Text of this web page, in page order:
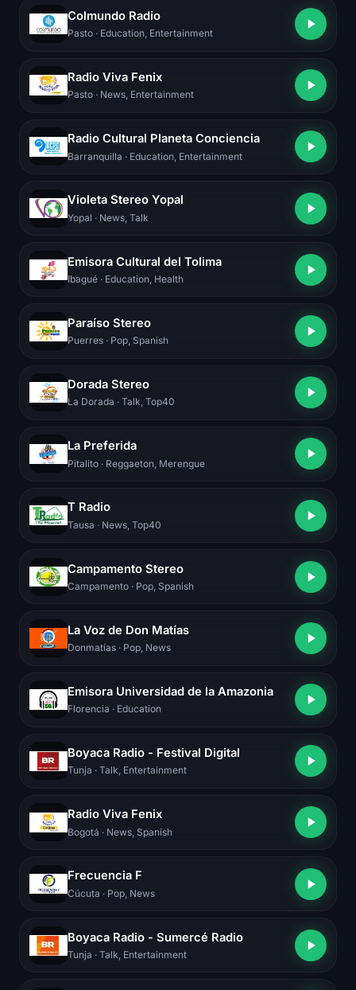
Colmundo Radio
Pasto · Education, Entertainment
Radio Viva Fenix
Pasto · News, Entertainment
Radio Cultural Planeta Conciencia
Barranquilla · Education, Entertainment
Violeta Stereo Yopal
Yopal · News, Talk
Emisora Cultural del Tolima
Ibagué · Education, Health
Paraíso Stereo
Puerres · Pop, Spanish
Dorada Stereo
La Dorada · Talk, Top40
La Preferida
Pitalito · Reggaeton, Merengue
T Radio
Tausa · News, Top40
Campamento Stereo
Campamento · Pop, Spanish
La Voz de Don Matías
Donmatías · Pop, News
Emisora Universidad de la Amazonia
Florencia · Education
Boyaca Radio - Festival Digital
Tunja · Talk, Entertainment
Radio Viva Fenix
Bogotá · News, Spanish
Frecuencia F
Cúcuta · Pop, News
Boyaca Radio - Sumercé Radio
Tunja · Talk, Entertainment